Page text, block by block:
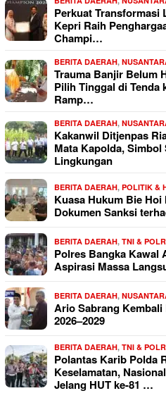
Perkuat Transformasi
Kepri Raih
Champi…
BERITA DAERAH,
Trauma Banjir Belum
Pilih Tinggal di Tenda
Ramp…
BERITA DAERAH,
Kakanwil Ditjenpas
Mata Kapolda,
Lingkungan
BERITA DAERAH, POLITIK &
Kuasa Hukum Bie
Dokumen Sanksi
BERITA DAERAH, TNI &
Polres Bangka Kawal
Aspirasi Massa
BERITA DAERAH,
Ario Sabrang
2026–2029
BERITA DAERAH, TNI &
Polantas Karib Polda
Keselamatan,
Jelang HUT ke-81 …